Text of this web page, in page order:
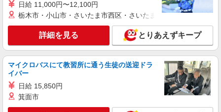
日給 11,000円〜12,100円
栃木市・小山市・さいたま市西区・さいたま市岩槻区・久喜市・
詳細を見る とりあえずキープ
マイクロバスにて教習所に通う生徒の送迎ドラ
イバー
日給 15,850円
箕面市